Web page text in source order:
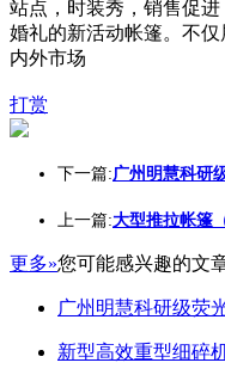
站点，时装秀，销售促
婚礼的新活动帐篷。不
内外市场
打赏
下一篇:广州明慧科研
上一篇:大型推拉帐篷
更多»您可能感兴趣的文
广州明慧科研级荧
新型高效重型细碎